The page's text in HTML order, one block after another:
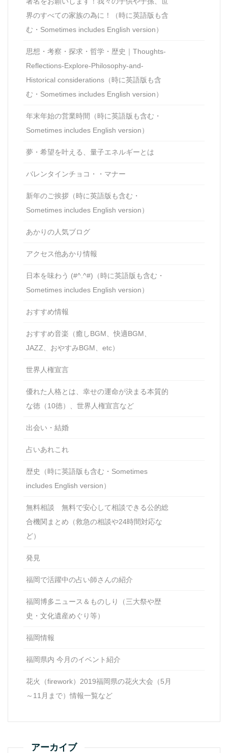
界のすべての家族の為に！（時に英語版も含
む・Sometimes includes English version）
思想・考察・探求・哲学・歴史｜Thoughts-
Reflections-Explore-Philosophy-and-
Historical considerations（時に英語版も含
む・Sometimes includes English version）
年末年始の営業時間（時に英語版も含む・
Sometimes includes English version）
夢・希望を叶える、量子エネルギーとは
バレンタインチョコ・・マナー
新年のご挨拶（時に英語版も含む・
Sometimes includes English version）
あかりの人気ブログ
アクセス他あかり情報
日本を味わう (#^.^#)（時に英語版も含む・
Sometimes includes English version）
おすすめ情報
おすすめ音楽（癒しBGM、快適BGM、
JAZZ、おやすみBGM、etc）
世界人権宣言
優れた人格とは、幸せの運命が決まる本質的
な徳（10徳）、世界人権宣言など
出会い・結婚
占いあれこれ
歴史（時に英語版も含む・Sometimes
includes English version）
無料相談 無料で安心して相談できる公的総
合機関まとめ（救急の相談や24時間対応な
ど）
発見
福岡で活躍中の占い師さんの紹介
福岡博多ニュース＆ものしり（三大祭や歴
史・文化遺産めぐり等）
福岡情報
福岡県内 今月のイベント紹介
花火（firework）2019福岡県の花火大会（5月
～11月まで）情報一覧など
アーカイブ